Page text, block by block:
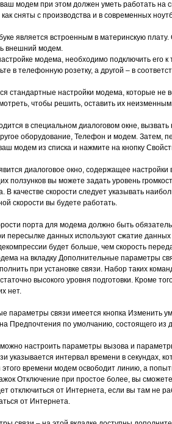
модем при этом должен уметь работать на
сняты с производства и в современных
является встроенным в материнскую
внешний модем.
модема, необходимо подключить его
в телефонную розетку, а другой – в
стандартные настройки модема, которые не
чтобы решить, оставить их
в специальном диалоговом окне,
оборудование, Телефон и модем. Затем,
модем из списка и нажмите на кнопку
диалоговое окно, содержащее
ползунков вы можете задать уровень
В качестве скорости следует указывать
скорости вы будете работать.
порта для модема должно быть
пересылке данных используют сжатие
будет больше, чем скорость
на вкладку Дополнительные параметры
при установке связи. Набор таких
высокого уровня подготовки. Кроме
нет.
параметры связи имеется кнопка Изменить
Предпочтения по умолчанию, состоящего из
настроить параметры вызова и
указывается интервал времени в секундах,
времени модем освободит линию, а
Отключение при простое более, вы
отключиться от Интернета, если вы там не
от Интернета.